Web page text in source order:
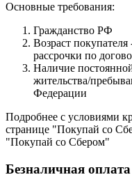
Основные требования:
Гражданство РФ
Возраст
рассрочки по
Наличие
жительства/
Федерации
Подробнее с условиями
странице "Покупай со
"Покупай со Сбером"
Безналичная